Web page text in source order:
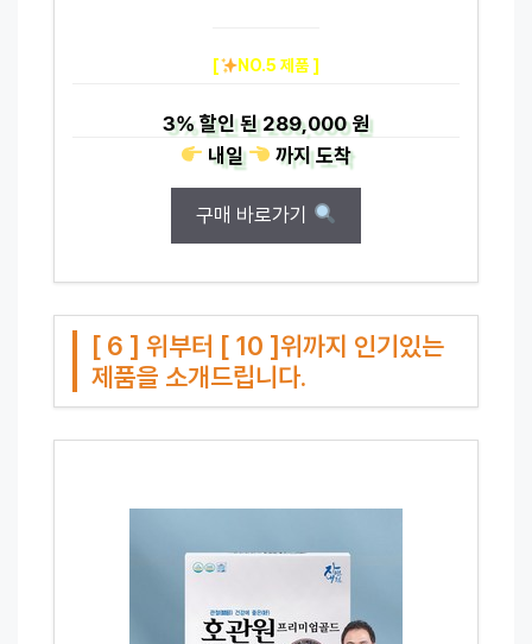
[ NO.5 제품 ]
3%할인 된289,000 원
내일
까지도착
구매 바로가기
[ 6 ] 위부터 [ 10 ]위까지 인기있는
제품을 소개드립니다.